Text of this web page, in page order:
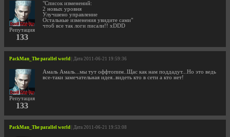
Репутация
133
"Список изменений:
2 новых уровня
Улучшено управление
Остальные изменения увидите сами"
чтоб все так логи писали!! xDDD
PackMan_The parallel world | Дата 2011-06-21 19:59:36
Репутация
133
Амаль Амаль...мы тут оффтопим..Щас как нам поддадут...Но это ведь
все-таки замечательная идея..видеть кто в сети а кто нет!
PackMan_The parallel world | Дата 2011-06-21 19:53:08